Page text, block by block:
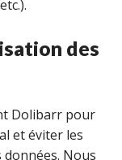
des
Dolibarr pour
et éviter les
Nous